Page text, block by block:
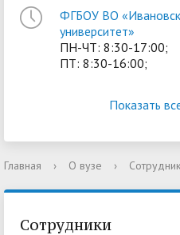
ФГБОУ ВО
университет»
ПН-ЧТ: 8:30-17:00;
ПТ: 8:30-16:00;
Показать
Главная › О вузе ›
Сотрудники